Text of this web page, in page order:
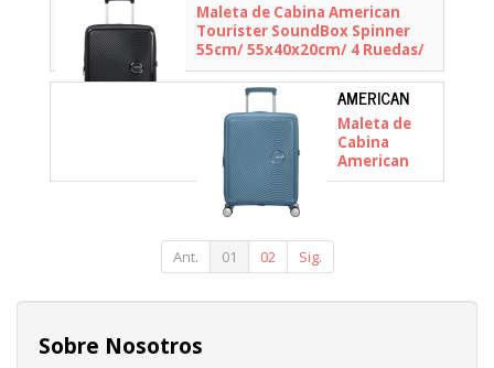
55cm/
55x40x20cm/
4 Ruedas/
Coral
TOURISTER -
88472-1027
Maleta de Cabina American
Tourister SoundBox Spinner
55cm/ 55x40x20cm/ 4 Ruedas/
Negra
AMERICAN
TOURISTER -
88472-E612
Maleta de
Cabina
American
Tourister
Ant. 01 02 Sig.
Sobre Nosotros